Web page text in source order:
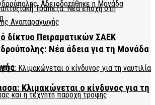
Νέα άδεια για τη Μονάδα
δίκτυο Πειραματικών ΣΑΕΚ
Κλιμακώνεται ο κίνδυνος για τη